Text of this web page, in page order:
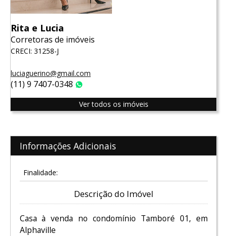
Rita e Lucia
Corretoras de imóveis
CRECI: 31258-J
luciaguerino@gmail.com
(11) 9 7407-0348
Ver todos os imóveis
Informações Adicionais
Finalidade:
Descrição do Imóvel
Casa à venda no condomínio Tamboré 01, em
Alphaville